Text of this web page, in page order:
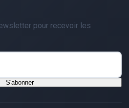
pour recevoir les
S'abonner